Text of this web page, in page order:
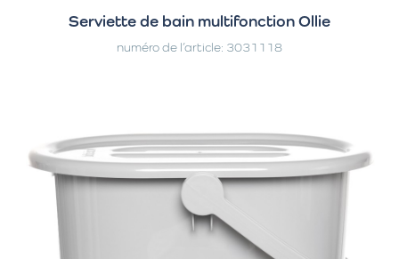
Serviette de bain multifonction Ollie
numéro de l’article: 3031118